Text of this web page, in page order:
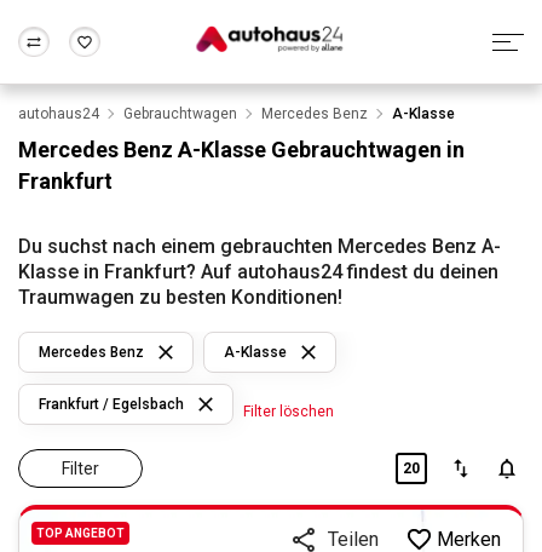
Wir bewerten dein Auto
Alle Fragen & Antworten
Rund um die Inzahlungnahme
autohaus24 Gebrauchtwagen Mercedes Benz A-Klasse
Mercedes Benz A-Klasse Gebrauchtwagen in
Frankfurt
Du suchst nach einem gebrauchten Mercedes Benz A-
Klasse in Frankfurt? Auf autohaus24 findest du deinen
Traumwagen zu besten Konditionen!
Filter
Mercedes Benz A-Klasse
Frankfurt / Egelsbach Filter löschen
20
TOP ANGEBOT Teilen Merken